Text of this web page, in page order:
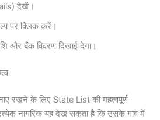
देखें।
पर क्लिक करें।
और बैंक विवरण दिखाई देगा।
रखने के लिए State List की महत्वपूर्ण
नागरिक यह देख सकता है कि उसके गांव में